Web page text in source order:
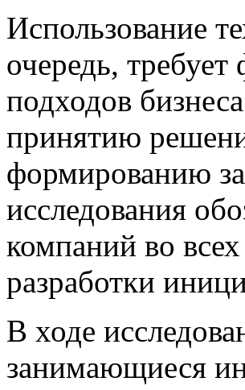
Использование
очередь,
подходов
принятию
формированию
исследования
компаний во
разработки
В ходе
занимающиеся